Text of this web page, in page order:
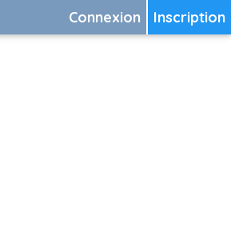
Inscription
Connexion